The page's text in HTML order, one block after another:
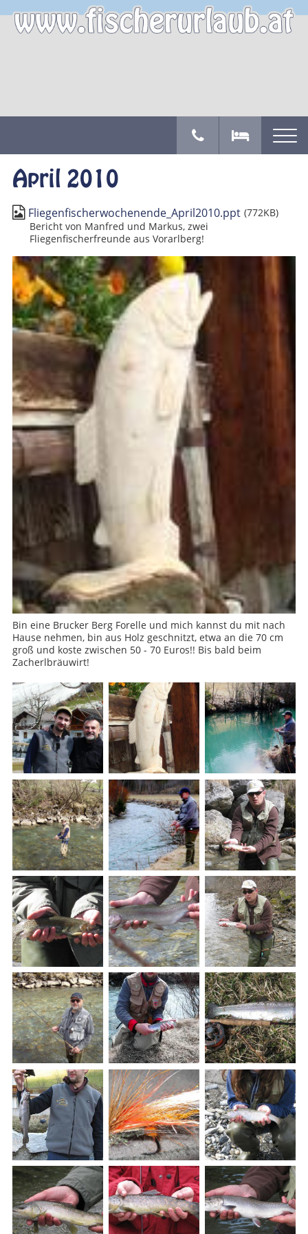
April 2010
Fliegenfischerwochenende_April2010.ppt (772KB)
Bericht von Manfred und Markus, zwei
Fliegenfischerfreunde aus Vorarlberg!
Bin eine Brucker Berg Forelle und mich kannst du mit nach
Hause nehmen, bin aus Holz geschnitzt, etwa an die 70 cm
groß und koste zwischen 50 - 70 Euros!! Bis bald beim
Zacherlbräuwirt!